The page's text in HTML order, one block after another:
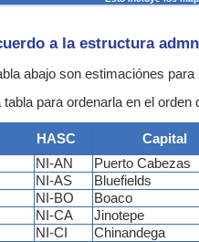
a la estructura
abajo son estimaciónes
para ordenarla en el
HASC Capital
NI-AN Puerto Cabezas
NI-AS Bluefields
NI-BO Boaco
NI-CA Jinotepe
NI-CI Chinandega